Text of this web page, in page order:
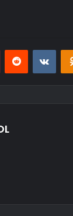
PinterestReddit